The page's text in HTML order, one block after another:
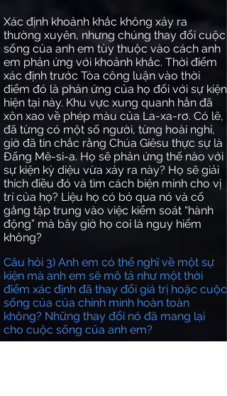
Xác định khoảnh khắc không xảy ra
thường xuyên, nhưng chúng thay đổi cuộc
sống của anh em tùy thuộc vào cách anh
em phản ứng với khoảnh khắc. Thời điểm
xác định trước Tòa công luận vào thời
điểm đó là phản ứng của họ đối với sự kiện
hiện tại này. Khu vực xung quanh hẳn đã
xôn xao về phép màu của La-xa-rơ. Có lẽ,
đã từng có một số người, từng hoài nghi,
giờ đã tin chắc rằng Chúa Giêsu thực sự là
Đấng Mê-si-a. Họ sẽ phản ứng thế nào với
sự kiện kỳ diệu vừa xảy ra này? Họ sẽ giải
thích điều đó và tìm cách biện minh cho vị
trí của họ? Liệu họ có bỏ qua nó và cố
gắng tập trung vào việc kiểm soát “hành
động” mà bây giờ họ coi là nguy hiểm
không?
Câu hỏi 3) Anh em có thể nghĩ về một sự
kiện mà anh em sẽ mô tả như một thời
điểm xác định đã thay đổi giá trị hoặc cuộc
sống của của chính mình hoàn toàn
không? Những thay đổi nó đã mang lại
cho cuộc sống của anh em?